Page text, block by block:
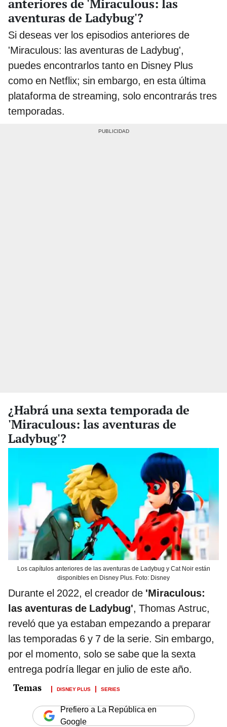
anteriores de 'Miraculous: las
aventuras de Ladybug'?
Si deseas ver los episodios anteriores de
'Miraculous: las aventuras de Ladybug',
puedes encontrarlos tanto en Disney Plus
como en Netflix; sin embargo, en esta última
plataforma de streaming, solo encontrarás tres
temporadas.
¿Habrá una sexta temporada de
'Miraculous: las aventuras de
Ladybug'?
Los capítulos anteriores de las aventuras de Ladybug y Cat Noir están
disponibles en Disney Plus. Foto: Disney
Durante el 2022, el creador de 'Miraculous:
las aventuras de Ladybug', Thomas Astruc,
reveló que ya estaban empezando a preparar
las temporadas 6 y 7 de la serie. Sin embargo,
por el momento, solo se sabe que la sexta
entrega podría llegar en julio de este año.
DISNEY PLUS SERIES
Prefiero a La República en
Google